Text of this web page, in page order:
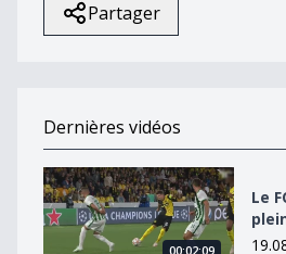
Partager
Dernières vidéos
Le FC Schoenberg en plein rêve
00:02:09
Le